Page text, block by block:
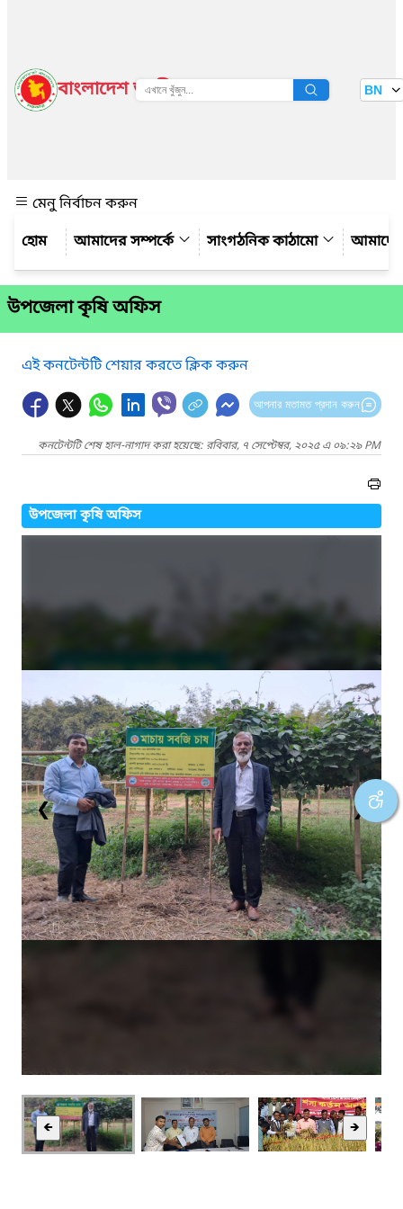
বাংলাদেশ জাতীয় তথ্য বাতায়ন BN
মেনু নির্বাচন করুন
আমাদের সম্পর্কে
সাংগঠনিক কাঠামো
উপজেলা কৃষি অফিস
এই কনটেন্টটি শেয়ার করতে ক্লিক করুন
আপনার মতামত প্রদান করুন
কনটেন্টটি শেষ হাল-নাগাদ করা হয়েছে: রবিবার, ৭ সেপ্টেম্বর, ২০২৫ এ ০৯:২৯ PM
উপজেলা কৃষি অফিস
❮ ❯
🡸 🡺